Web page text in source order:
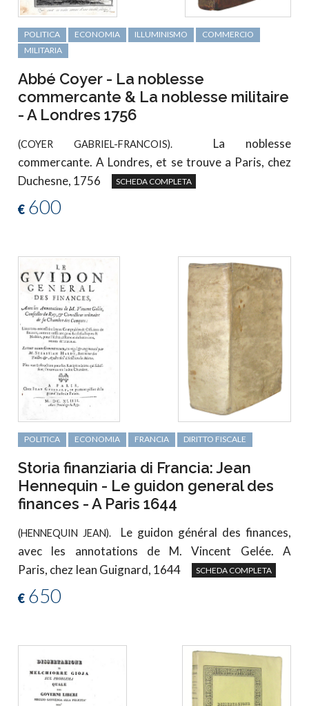
POLITICA ECONOMIA ILLUMINISMO
COMMERCIO
MILITARIA
Abbé Coyer - La noblesse
commercante & La noblesse militaire
- A Londres 1756
(COYER GABRIEL-FRANCOIS).
La noblesse
commercante. A Londres, et se trouve a Paris, chez
Duchesne, 1756
SCHEDA COMPLETA
€ 600
POLITICA ECONOMIA FRANCIA DIRITTO FISCALE
Storia finanziaria di Francia: Jean
Hennequin - Le guidon general des
finances - A Paris 1644
(HENNEQUIN JEAN).
Le guidon général des finances,
avec les annotations de M. Vincent Gelée. A
Paris, chez Iean Guignard, 1644
SCHEDA COMPLETA
€ 650